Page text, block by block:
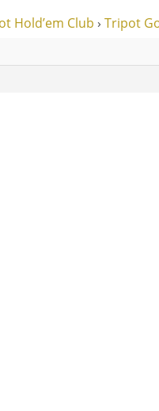
Hold’em Club › Tripot